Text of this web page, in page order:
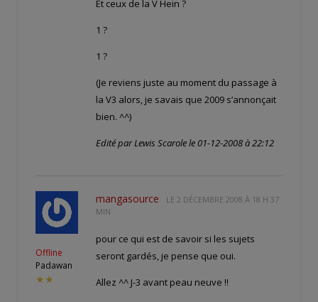
Et ceux de la V Hein ?
1 ?
1 ?
(Je reviens juste au moment du passage à
la V3 alors, je savais que 2009 s’annonçait
bien. ^^)
Edité par Lewis Scarole le 01-12-2008 à 22:12
Offline
Padawan
★★
mangasource LE 2 DÉCEMBRE 2008 À 18 H 37
MIN
pour ce qui est de savoir si les sujets
seront gardés, je pense que oui.
Allez ^^ J-3 avant peau neuve !!